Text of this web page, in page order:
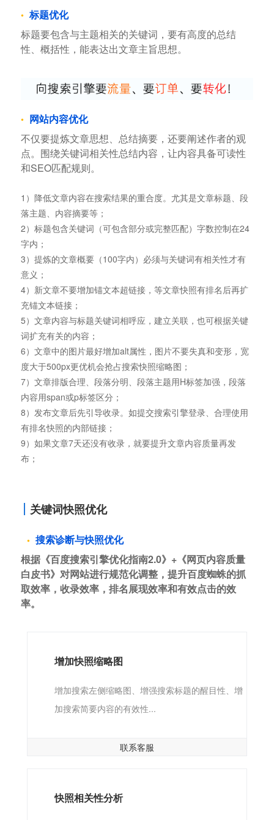
标题优化
标题要包含与主题相关的关键词，要有高度的总结
性、概括性，能表达出文章主旨思想。
网站内容优化
不仅要提炼文章思想、总结摘要，还要阐述作者的观
点。围绕关键词相关性总结内容，让内容具备可读性
和SEO匹配规则。
1）降低文章内容在搜索结果的重合度。尤其是文章标题、段
落主题、内容摘要等；
2）标题包含关键词（可包含部分或完整匹配）字数控制在24
字内；
3）提炼的文章概要（100字内）必须与关键词有相关性才有
意义；
4）新文章不要增加锚文本超链接，等文章快照有排名后再扩
充锚文本链接；
5）文章内容与标题关键词相呼应，建立关联，也可根据关键
词扩充有关的内容；
6）文章中的图片最好增加alt属性，图片不要失真和变形，宽
度大于500px更优机会抢占搜索快照缩略图；
7）文章排版合理、段落分明、段落主题用H标签加强，段落
内容用span或p标签区分；
8）发布文章后先引导收录。如提交搜索引擎登录、合理使用
有排名快照的内部链接；
9）如果文章7天还没有收录，就要提升文章内容质量再发
布；
关键词快照优化
搜索诊断与快照优化
根据《百度搜索引擎优化指南2.0》+《网页内容质量
白皮书》对网站进行规范化调整，提升百度蜘蛛的抓
取效率，收录效率，排名展现效率和有效点击的效
率。
增加快照缩略图
增加搜索左侧缩略图、增强搜索标题的醒目性、增
加搜索简要内容的有效性...
联系客服
快照相关性分析